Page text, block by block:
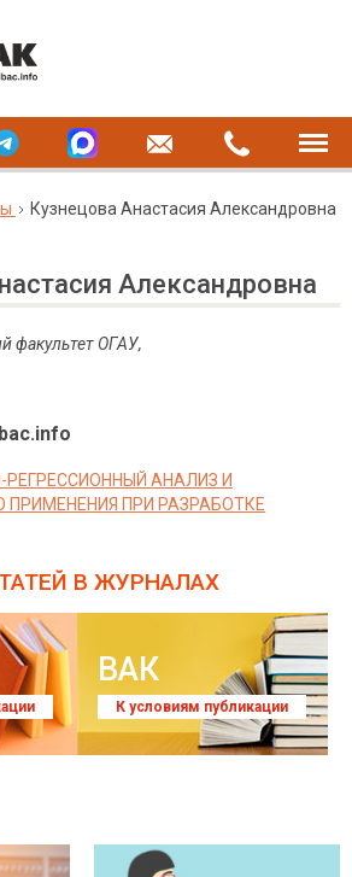
Кузнецова Анастасия Александровна
Александровна
факультет ОГАУ,
АНАЛИЗ И
ПРИ РАЗРАБОТКЕ
В ЖУРНАЛАХ
ВАК
К условиям публикации